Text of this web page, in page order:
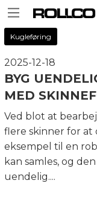
Kugleføring
2025-12-18
BYG
MED
Ved blot at
flere skinner for
eksempel til en
kan samles, og
uendelig....